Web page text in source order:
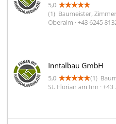
5,0
(1) Baumeister,
Oberalm · +43 6245
Inntalbau GmbH
5,0 (1)
St. Florian am Inn · +43